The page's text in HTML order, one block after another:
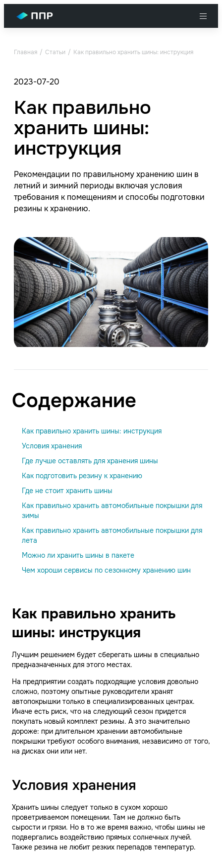
Главная Статьи Как правильно хранить шины: инструкция
2023-07-20
Как правильно
хранить шины:
инструкция
Рекомендации по правильному хранению шин в
летний и зимний периоды включая условия
требования к помещениям и способы подготовки
резины к хранению.
Содержание
Как правильно хранить шины: инструкция
Условия хранения
Где лучше оставлять для хранения шины
Как подготовить резину к хранению
Где не стоит хранить шины
Как правильно хранить автомобильные покрышки для
зимы
Как правильно хранить автомобильные покрышки для
лета
Можно ли хранить шины в пакете
Чем хороши сервисы по сезонному хранению шин
Как правильно хранить
шины: инструкция
Лучшим решением будет сберегать шины в специально
предназначенных для этого местах.
На предприятии создать подходящие условия довольно
сложно, поэтому опытные руководители хранят
автопокрышки только в специализированных центрах.
Иначе есть риск, что на следующий сезон придется
покупать новый комплект резины. А это значительно
дороже: при длительном хранении автомобильные
покрышки требуют особого внимания, независимо от того,
на дисках они или нет.
Условия хранения
Хранить шины следует только в сухом хорошо
проветриваемом помещении. Там не должно быть
сырости и грязи. Но в то же время важно, чтобы шины не
подвергались воздействию прямых солнечных лучей.
Также резина не любит резких перепадов температур.